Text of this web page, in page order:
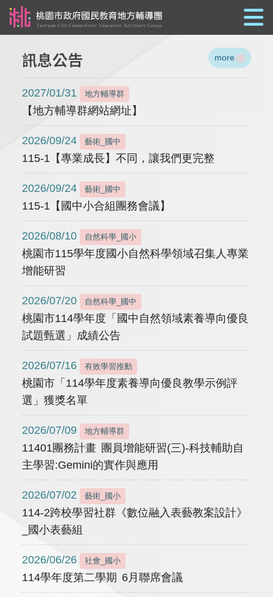
訊息公告 more
2027/01/31 地方輔導群
【地方輔導群網站網址】
2026/09/24 藝術_國中
115-1【專業成長】不同，讓我們更完整
2026/09/24 藝術_國中
115-1【國中小合組團務會議】
2026/08/10 自然科學_國小
桃園市115學年度國小自然科學領域召集人專業
增能研習
2026/07/20 自然科學_國中
桃園市114學年度「國中自然領域素養導向優良
試題甄選」成績公告
2026/07/16 有效學習推動
桃園市「114學年度素養導向優良教學示例評
選」獲獎名單
2026/07/09 地方輔導群
11401團務計畫 團員增能研習(三)-科技輔助自
主學習:Gemini的實作與應用
2026/07/02 藝術_國小
114-2跨校學習社群《數位融入表藝教案設計》
_國小表藝組
2026/06/26 社會_國小
114學年度第二學期 6月聯席會議